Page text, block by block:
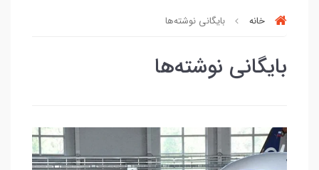
خانه بایگانی نوشته‌ها
بایگانی نوشته‌ها